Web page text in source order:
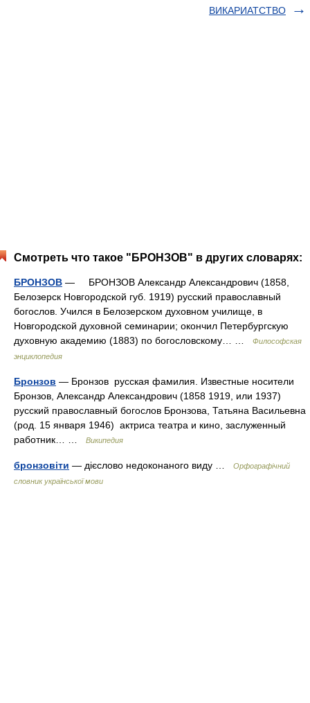
ВИКАРИАТСТВО
Смотреть что такое "БРОНЗОВ" в других словарях:
БРОНЗОВ — БРОНЗОВ Александр Александрович (1858,
Белозерск Новгородской губ. 1919) русский православный
богослов. Учился в Белозерском духовном училище, в
Новгородской духовной семинарии; окончил Петербургскую
духовную академию (1883) по богословскому… …
Философская
энциклопедия
Бронзов — Бронзов русская фамилия. Известные носители
Бронзов, Александр Александрович (1858 1919, или 1937)
русский православный богослов Бронзова, Татьяна Васильевна
(род. 15 января 1946) актриса театра и кино, заслуженный
работник… …
Википедия
бронзовіти — дієслово недоконаного виду …
Орфографічний
словник української мови